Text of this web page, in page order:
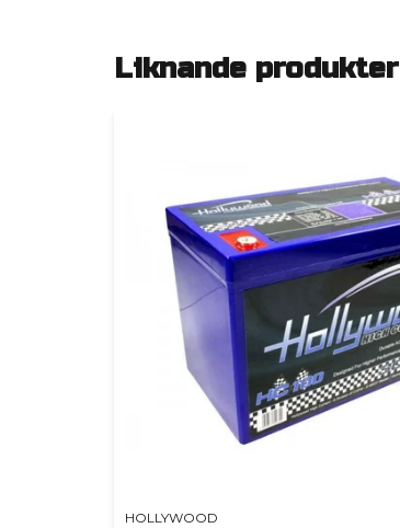
Liknande produkter
HOLLYWOOD